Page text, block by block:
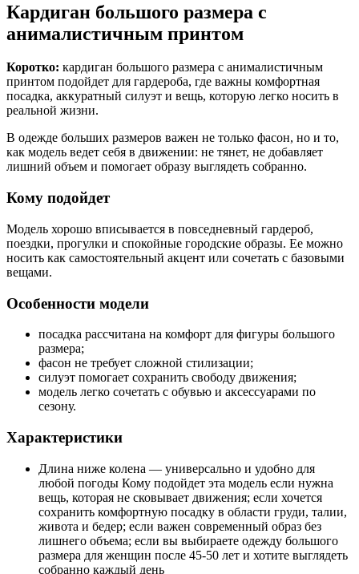
Кардиган большого размера с
анималистичным принтом
Коротко: кардиган большого размера с анималистичным
принтом подойдет для гардероба, где важны комфортная
посадка, аккуратный силуэт и вещь, которую легко носить в
реальной жизни.
В одежде больших размеров важен не только фасон, но и то,
как модель ведет себя в движении: не тянет, не добавляет
лишний объем и помогает образу выглядеть собранно.
Кому подойдет
Модель хорошо вписывается в повседневный гардероб,
поездки, прогулки и спокойные городские образы. Ее можно
носить как самостоятельный акцент или сочетать с базовыми
вещами.
Особенности модели
посадка рассчитана на комфорт для фигуры большого
размера;
фасон не требует сложной стилизации;
силуэт помогает сохранить свободу движения;
модель легко сочетать с обувью и аксессуарами по
сезону.
Характеристики
Длина ниже колена — универсально и удобно для
любой погоды Кому подойдет эта модель если нужна
вещь, которая не сковывает движения; если хочется
сохранить комфортную посадку в области груди, талии,
живота и бедер; если важен современный образ без
лишнего объема; если вы выбираете одежду большого
размера для женщин после 45-50 лет и хотите выглядеть
собранно каждый день